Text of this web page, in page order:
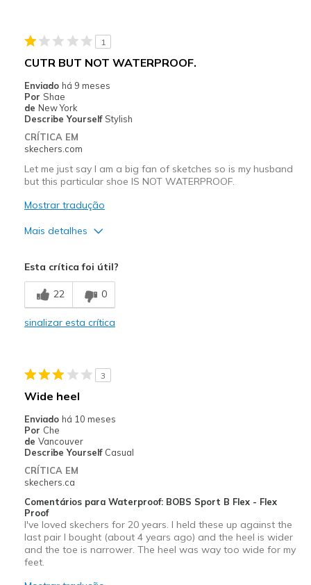
Melhores utilizações
Casual Wear
Travel
Sizing
Feels true to size
1
CUTR BUT NOT WATERPROOF.
Enviado há 9 meses
Por Shae
de New York
Describe Yourself Stylish
CRÍTICA EM
skechers.com
Let me just say I am a big fan of sketches so is my husband
but this particular shoe IS NOT WATERPROOF.
Mostrar tradução
Mais detalhes
Stylish
Esta crítica foi útil?
22 0
sinalizar esta crítica
3
Wide heel
Enviado há 10 meses
Por Che
de Vancouver
Describe Yourself Casual
CRÍTICA EM
skechers.ca
Comentários para Waterproof: BOBS Sport B Flex - Flex
Proof
I've loved skechers for 20 years. I held these up against the
last pair I bought (about 4 years ago) and the heel is wider
and the toe is narrower. The heel was way too wide for my
feet.